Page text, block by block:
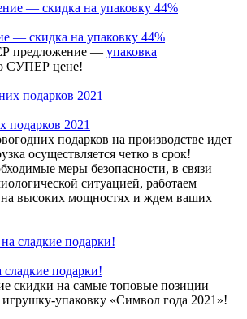
— скидка на упаковку 44%
предложение — упаковка
СУПЕР цене!
подарков 2021
подарков на производстве идет
осуществляется четко в срок!
меры безопасности, в связи
ситуацией, работаем
высоких мощностях и ждем ваших
подарки!
скидки на самые топовые позиции —
игрушку-упаковку «Символ года 2021»!